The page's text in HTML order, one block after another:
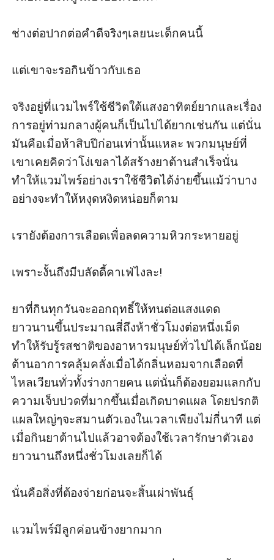
ช่างต่อปากต่อคำดีจริงๆเลยนะเด็กคนนี้
แต่เขาจะรอกินข้าวกับเธอ
จริงอยู่ที่แวมไพร์ใช้ชีวิตใต้แสงอาทิตย์ยากและเรื่อง
การอยู่ท่ามกลางผู้คนก็เป็นไปได้ยากเช่นกัน แต่นั่น
มันคือเมื่อห้าสิบปีก่อนเท่านั้นแหละ พวกมนุษย์ที่
เขาเคยคิดว่าโง่เขลาได้สร้างยาต้านสำเร็จนั่น
ทำให้แวมไพร์อย่างเราใช้ชีวิตได้ง่ายขึ้นแม้ว่าบาง
อย่างจะทำให้หงุดหงิดหน่อยก็ตาม
เรายังต้องการเลือดเพื่อลดความหิวกระหายอยู่
เพราะงั้นถึงมีบลัดดี้คาเฟ่ไงละ!
ยาที่กินทุกวันจะออกฤทธิ์ให้ทนต่อแสงแดด
ยาวนานขึ้นประมาณสี่ถึงห้าชั่วโมงต่อหนึ่งเม็ด
ทำให้รับรู้รสชาติของอาหารมนุษย์ทั่วไปได้เล็กน้อย
ต้านอาการคลุ้มคลั่งเมื่อได้กลิ่นหอมจากเลือดที่
ไหลเวียนทั่วทั้งร่างกายคน แต่นั่นก็ต้องยอมแลกกับ
ความเจ็บปวดที่มากขึ้นเมื่อเกิดบาดแผล โดยปรกติ
แผลใหญ่ๆจะสมานตัวเองในเวลาเพียงไม่กี่นาที แต่
เมื่อกินยาต้านไปแล้วอาจต้องใช้เวลารักษาตัวเอง
ยาวนานถึงหนึ่งชั่วโมงเลยก็ได้
นั่นคือสิ่งที่ต้องจ่ายก่อนจะสิ้นเผ่าพันธุ์
แวมไพร์มีลูกค่อนข้างยากมาก